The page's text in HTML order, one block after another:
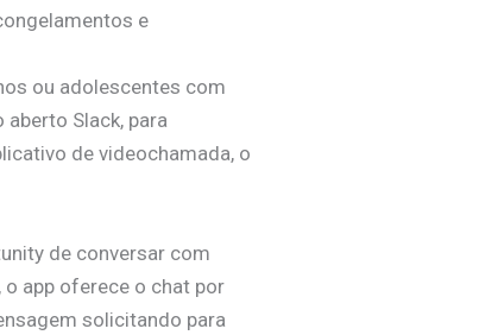
e
ou adolescentes com
Slack, para
de videochamada, o
de conversar com
app oferece o chat por
solicitando para